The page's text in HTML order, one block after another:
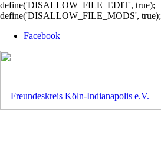
define('DISALLOW_FILE_EDIT', true);
define('DISALLOW_FILE_MODS', true);
Facebook